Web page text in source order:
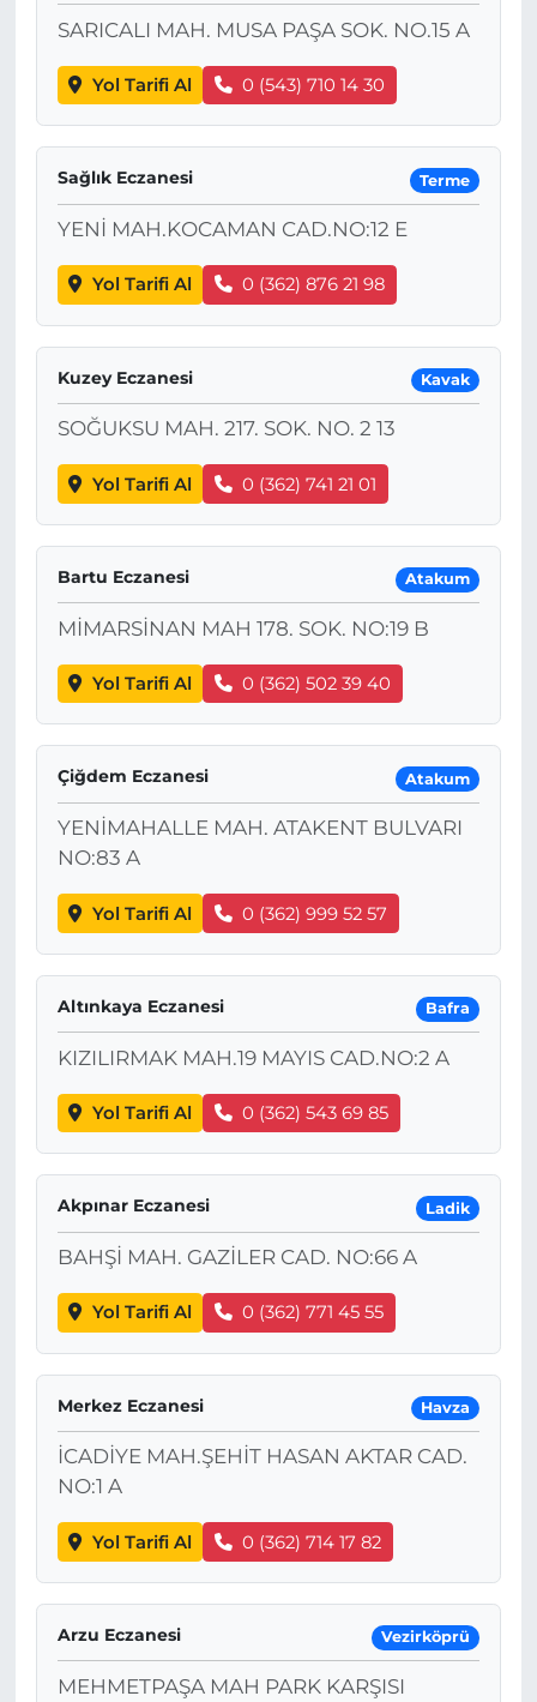
SARICALI MAH. MUSA PAŞA SOK. NO.15 A
Yol Tarifi Al 0 (543) 710 14 30
Sağlık Eczanesi Terme
YENİ MAH.KOCAMAN CAD.NO:12 E
Yol Tarifi Al 0 (362) 876 21 98
Kuzey Eczanesi Kavak
SOĞUKSU MAH. 217. SOK. NO. 2 13
Yol Tarifi Al 0 (362) 741 21 01
Bartu Eczanesi Atakum
MİMARSİNAN MAH 178. SOK. NO:19 B
Yol Tarifi Al 0 (362) 502 39 40
Çiğdem Eczanesi Atakum
YENİMAHALLE MAH. ATAKENT BULVARI
NO:83 A
Yol Tarifi Al 0 (362) 999 52 57
Altınkaya Eczanesi Bafra
KIZILIRMAK MAH.19 MAYIS CAD.NO:2 A
Yol Tarifi Al 0 (362) 543 69 85
Akpınar Eczanesi Ladik
BAHŞİ MAH. GAZİLER CAD. NO:66 A
Yol Tarifi Al 0 (362) 771 45 55
Merkez Eczanesi Havza
İCADİYE MAH.ŞEHİT HASAN AKTAR CAD.
NO:1 A
Yol Tarifi Al 0 (362) 714 17 82
Arzu Eczanesi Vezirköprü
MEHMETPAŞA MAH PARK KARŞISI